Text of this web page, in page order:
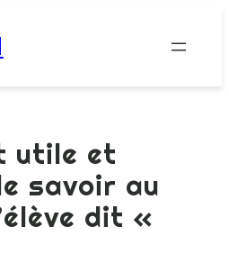
utile et
savoir au
dit «